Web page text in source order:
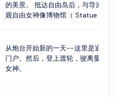
的美景。 抵达自由岛后，与导游一
观自由女神像博物馆（ Statue of
从炮台开始新的一天--这里是通往
门户。然后，登上渡轮，驶离曼哈
女神。